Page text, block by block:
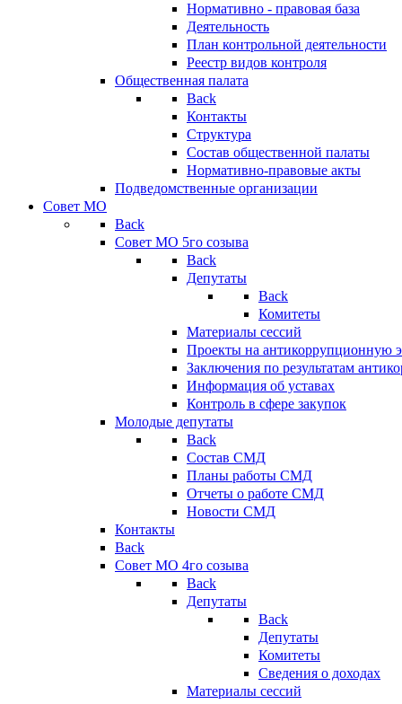
Нормативно - правовая база
Деятельность
План контрольной деятельности
Реестр видов контроля
Общественная палата
Back
Контакты
Структура
Состав общественной палаты
Нормативно-правовые акты
Подведомственные организации
Совет МО
Back
Совет МО 5го созыва
Back
Депутаты
Back
Комитеты
Материалы сессий
Проекты на антикоррупционную
Заключения по результатам
Информация об уставах
Контроль в сфере закупок
Молодые депутаты
Back
Состав СМД
Планы работы СМД
Отчеты о работе СМД
Новости СМД
Контакты
Back
Совет МО 4го созыва
Back
Депутаты
Back
Депутаты
Комитеты
Сведения о доходах
Материалы сессий